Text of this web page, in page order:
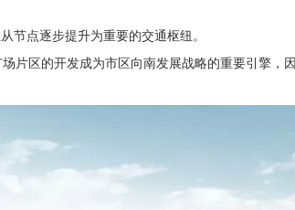
节点逐步提升为重要的交通枢纽。
片区的开发成为市区向南发展战略的重要引擎，因